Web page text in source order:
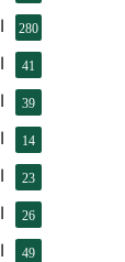
280
41
39
14
23
26
49